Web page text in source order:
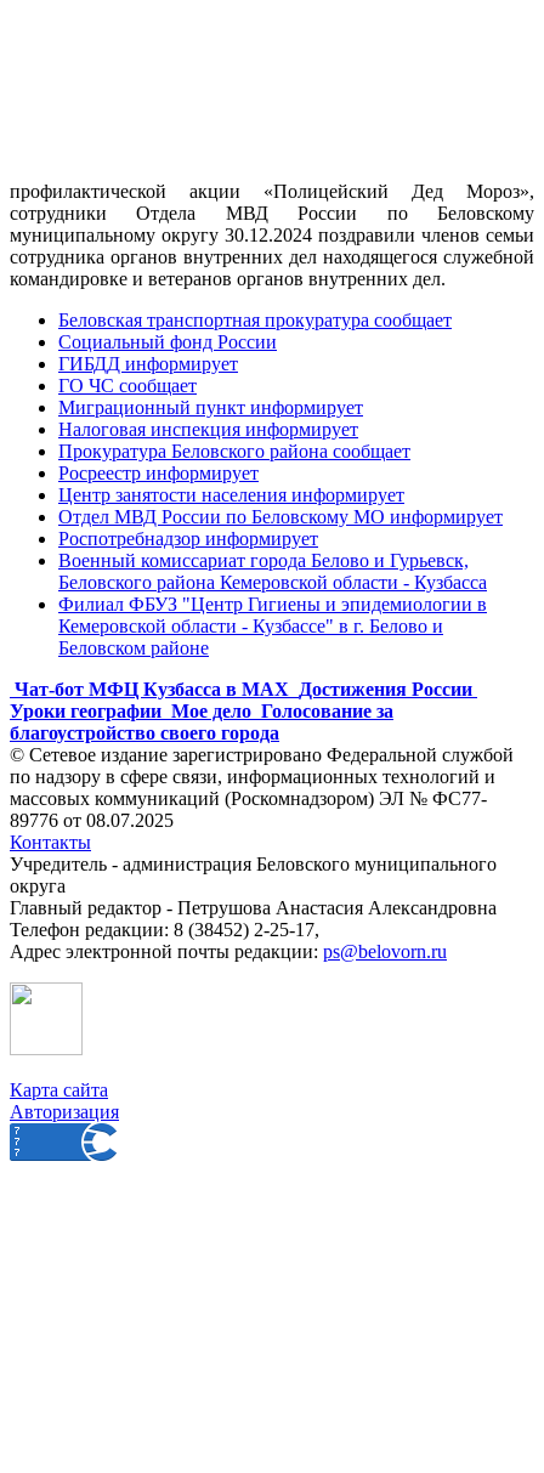
профилактической акции «Полицейский Дед Мороз»,
сотрудники Отдела МВД России по Беловскому
муниципальному округу 30.12.2024 поздравили членов семьи
сотрудника органов внутренних дел находящегося служебной
командировке и ветеранов органов внутренних дел.
Беловская транспортная прокуратура сообщает
Социальный фонд России
ГИБДД информирует
ГО ЧС сообщает
Миграционный пункт информирует
Налоговая инспекция информирует
Прокуратура Беловского района сообщает
Росреестр информирует
Центр занятости населения информирует
Отдел МВД России по Беловскому МО информирует
Роспотребнадзор информирует
Военный комиссариат города Белово и Гурьевск,
Беловского района Кемеровской области - Кузбасса
Филиал ФБУЗ "Центр Гигиены и эпидемиологии в
Кемеровской области - Кузбассе" в г. Белово и
Беловском районе
Чат-бот МФЦ Кузбасса в MAX
Достижения России
Уроки географии Мое дело Голосование за
благоустройство своего города
© Сетевое издание зарегистрировано Федеральной службой
по надзору в сфере связи, информационных технологий и
массовых коммуникаций (Роскомнадзором) ЭЛ № ФС77-
89776 от 08.07.2025
Контакты
Учредитель - администрация Беловского муниципального
округа
Главный редактор - Петрушова Анастасия Александровна
Телефон редакции: 8 (38452) 2-25-17,
Адрес электронной почты редакции: ps@belovorn.ru
Карта сайта
Авторизация